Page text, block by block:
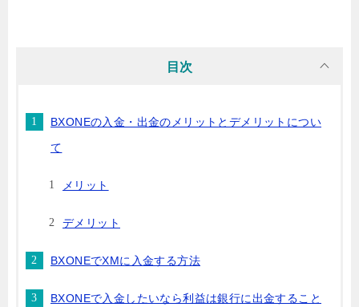
目次
BXONEの入金・出金のメリットとデメリットについ
て
メリット
デメリット
BXONEでXMに入金する方法
BXONEで入金したいなら利益は銀行に出金すること